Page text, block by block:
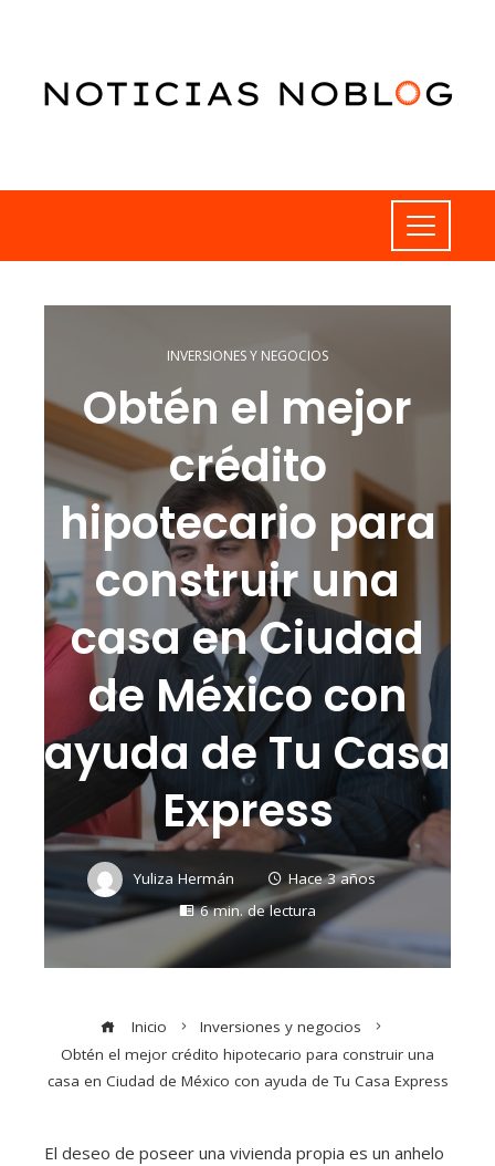
INVERSIONES Y NEGOCIOS
Obtén el mejor
crédito
hipotecario para
construir una
casa en Ciudad
de México con
ayuda de Tu Casa
Express
Yuliza Hermán
Hace 3 años
6 min. de lectura
Inicio
Inversiones y negocios
Obtén el mejor crédito hipotecario para construir una
casa en Ciudad de México con ayuda de Tu Casa Express
El deseo de poseer una vivienda propia es un anhelo